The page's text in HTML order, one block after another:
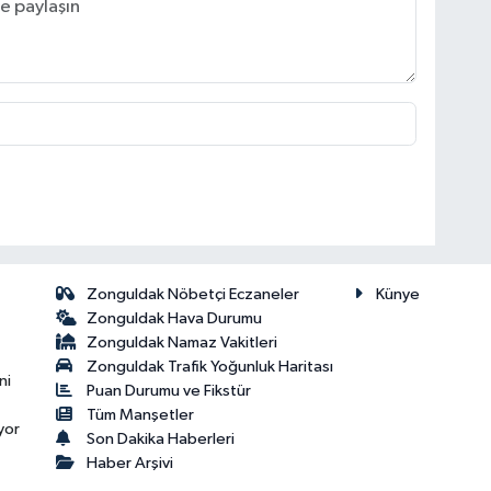
Zonguldak Nöbetçi Eczaneler
Zonguldak Hava Durumu
Zonguldak Namaz Vakitleri
Zonguldak Trafik Yoğunluk Haritası
Puan Durumu ve Fikstür
Tüm Manşetler
Son Dakika Haberleri
Haber Arşivi
Künye